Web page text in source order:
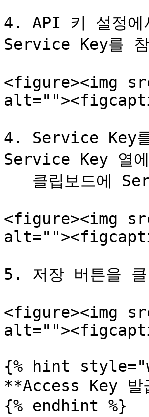
4. API 키 설정에
Service Key를 참
<figure><img
4. Service Key를
Service Key 열
<figure><img
5. 저장 버튼을 클
<figure><img
{% hint
**Access Key 발
{% endhint %}